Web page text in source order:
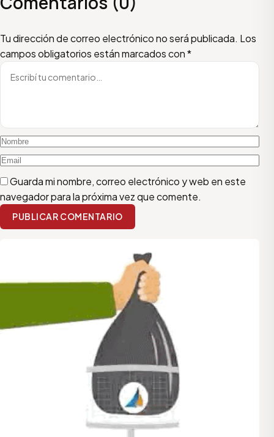
Tu dirección de correo electrónico no será publicada. Los
campos obligatorios están marcados con*
Escribí tu comentario
Nombre
Email
Guarda mi nombre, correo electrónico y web en este
navegador para la próxima vez que comente.
PUBLICAR COMENTARIO